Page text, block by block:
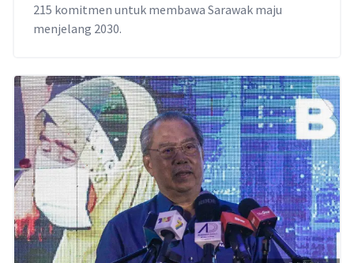
215 komitmen untuk membawa Sarawak maju
menjelang 2030.